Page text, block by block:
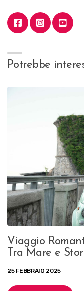
Potrebbe
Viaggio
Tra Mare e
25 FEBBRAIO 2025